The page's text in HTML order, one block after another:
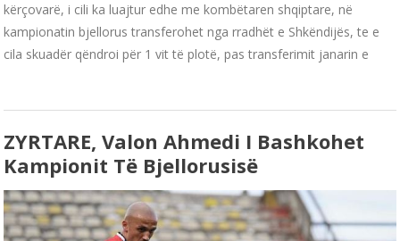
kërçovarë, i cili ka luajtur edhe me kombëtaren shqiptare, në
kampionatin bjellorus transferohet nga rradhët e Shkëndijës, te e
cila skuadër qëndroi për 1 vit të plotë, pas transferimit janarin e
ZYRTARE, Valon Ahmedi I Bashkohet
Kampionit Të Bjellorusisë